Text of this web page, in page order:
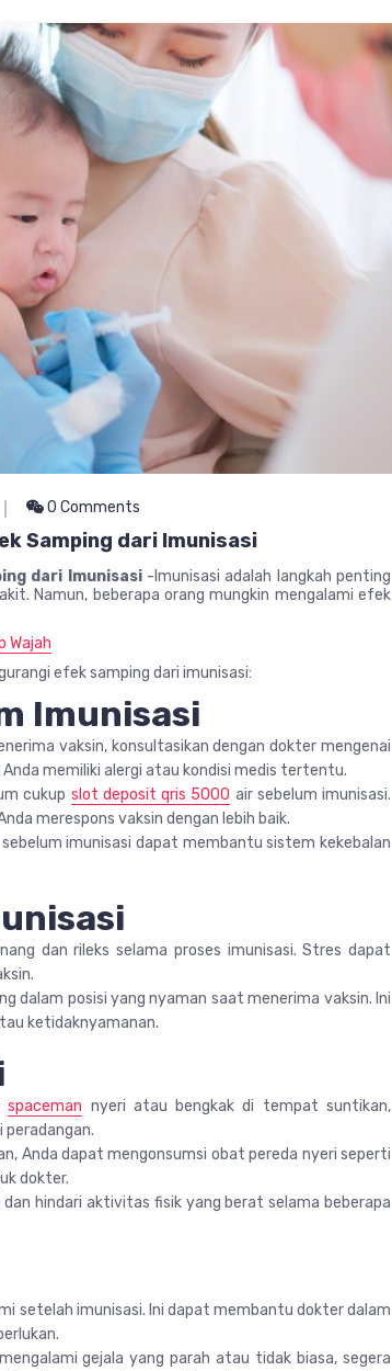
0 Comments
Samping dari Imunisasi
dari Imunisasi-Imunisasi adalah langkah penting
Namun, beberapa orang mungkin mengalami efek
Wajah
efek samping dari imunisasi:
Imunisasi
vaksin, konsultasikan dengan dokter mengenai
memiliki alergi atau kondisi medis tertentu.
cukup slot deposit qris 5000 air sebelum imunisasi.
merespons vaksin dengan lebih baik.
imunisasi dapat membantu sistem kekebalan
dan rileks selama proses imunisasi. Stres dapat
dalam posisi yang nyaman saat menerima vaksin. Ini
ketidaknyamanan.
spaceman nyeri atau bengkak di tempat suntikan,
peradangan.
Anda dapat mengonsumsi obat pereda nyeri seperti
dokter.
hindari aktivitas fisik yang berat selama beberapa
setelah imunisasi. Ini dapat membantu dokter dalam
gejala yang parah atau tidak biasa, segera